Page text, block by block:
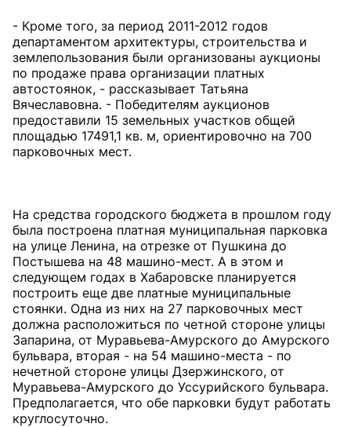
- Кроме того, за период 2011-2012 годов
департаментом архитектуры, строительства и
землепользования были организованы аукционы
по продаже права организации платных
автостоянок, - рассказывает Татьяна
Вячеславовна. - Победителям аукционов
предоставили 15 земельных участков общей
площадью 17491,1 кв. м, ориентировочно на 700
парковочных мест.
На средства городского бюджета в прошлом году
была построена платная муниципальная парковка
на улице Ленина, на отрезке от Пушкина до
Постышева на 48 машино-мест. А в этом и
следующем годах в Хабаровске планируется
построить еще две платные муниципальные
стоянки. Одна из них на 27 парковочных мест
должна расположиться по четной стороне улицы
Запарина, от Муравьева-Амурского до Амурского
бульвара, вторая - на 54 машино-места - по
нечетной стороне улицы Дзержинского, от
Муравьева-Амурского до Уссурийского бульвара.
Предполагается, что обе парковки будут работать
круглосуточно.